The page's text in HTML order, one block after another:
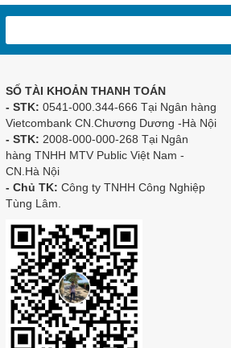
SỐ TÀI KHOẢN THANH TOÁN
- STK: 0541-000.344-666 Tại Ngân hàng
Vietcombank CN.Chương Dương -Hà Nội
- STK: 2008-000-000-268 Tại Ngân
hàng TNHH MTV Public Việt Nam -
CN.Hà Nội
- Chủ TK: Công ty TNHH Công Nghiệp
Tùng Lâm.